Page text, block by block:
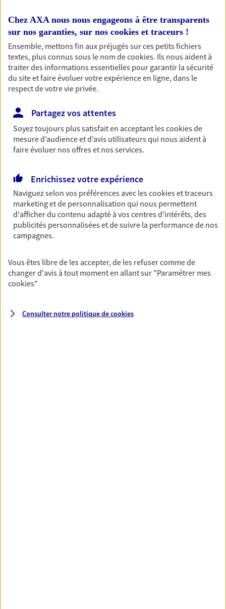
Nos offres phares
Épargne
Réalisez vos projets grâce à votre épargne : achat
immobilier, études des enfants ou voyage autour
du monde… Épargnez à votre rythme et
simplement, selon votre profil.
Préparez sereinement ce nouveau chapitre de
votre vie avec les conseils d'un expert. Découvrez
notre solution PER (Plan Epargne Retraite)
spécialement conçue pour la retraite.
Couvrez vos dépenses de santé ainsi que celles de
votre famille avec la complémentaire santé qui
vous ressemble.
Prévoyance
Chez AXA nous nous engageons à être transparents
sur nos garanties, sur nos cookies et traceurs !
Ensemble, mettons fin aux préjugés sur ces petits fichiers
textes, plus connus sous le nom decookies. Ils nous aident à
traiter des informations essentielles pour garantir la sécurité
du site et faire évoluer votre expérience en ligne, dans le
respect de votre vie privée.
Partagez vos attentes
Soyez toujours plus satisfait en acceptant lescookiesde
mesure d’audience et d’avis utilisateurs qui nous aident à
faire évoluer nos offres et nos services.
Enrichissez votre expérience
Naviguez selon vos préférences avec lescookies et traceurs
marketing et de personnalisation qui nous permettent
d'afficher du contenu adapté à vos centres d'intérêts, des
publicités personnalisées et de suivre la performance de nos
campagnes.
Vous êtes libre de les accepter, de les refuser comme de
changer d'avis à tout moment en allant sur "Paramétrer mes
cookies"
Consulter notre politique decookies